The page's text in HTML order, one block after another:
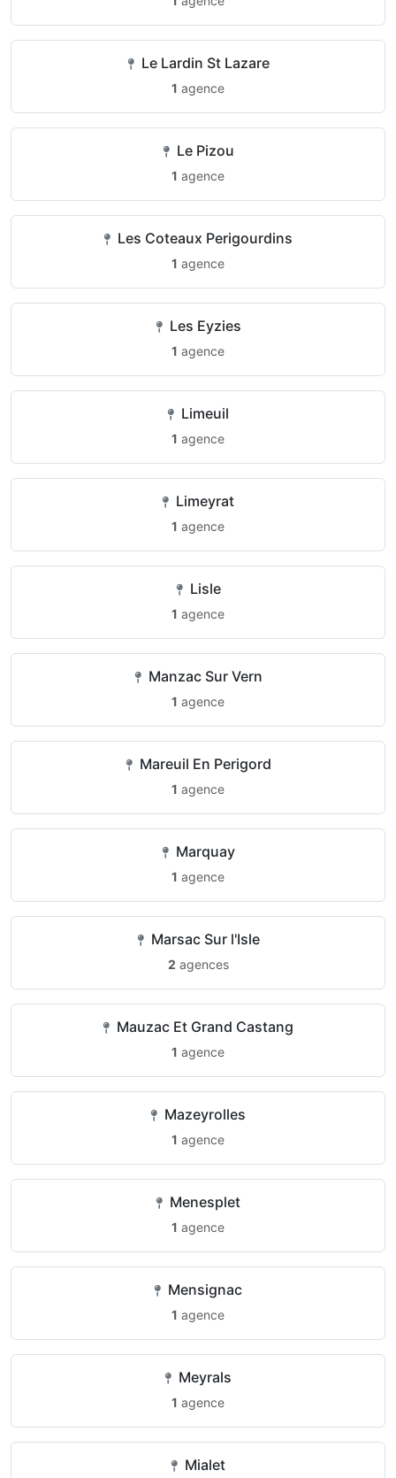
Le Lardin St Lazare
1 agence
Le Pizou
1 agence
Les Coteaux Perigourdins
1 agence
Les Eyzies
1 agence
Limeuil
1 agence
Limeyrat
1 agence
Lisle
1 agence
Manzac Sur Vern
1 agence
Mareuil En Perigord
1 agence
Marquay
1 agence
Marsac Sur l'Isle
2 agences
Mauzac Et Grand Castang
1 agence
Mazeyrolles
1 agence
Menesplet
1 agence
Mensignac
1 agence
Meyrals
1 agence
Mialet